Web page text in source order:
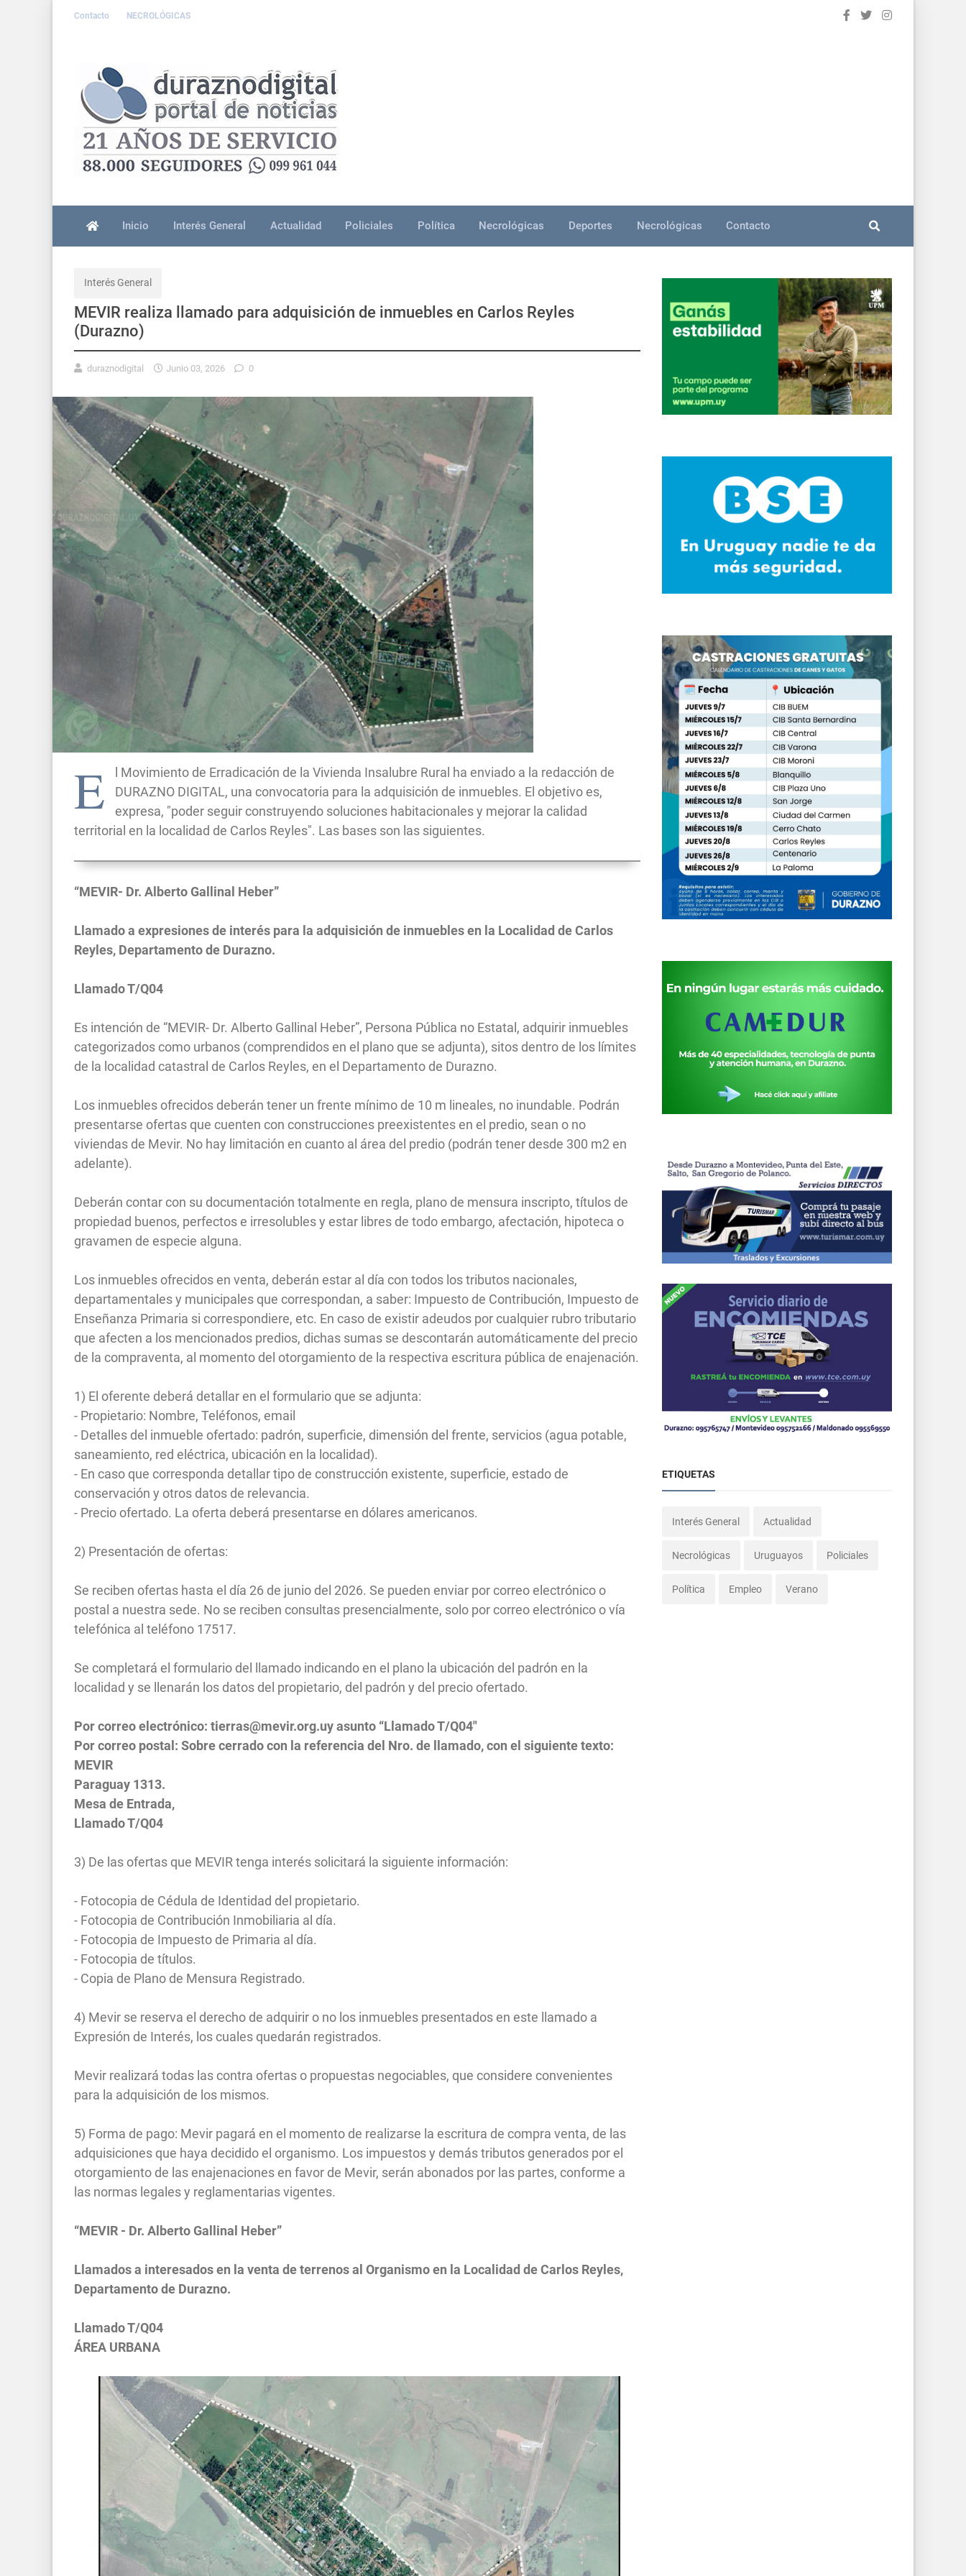
Contacto NECROLÓGICAS
Inicio Interés General Actualidad Policiales Política Necrológicas Deportes Necrológicas Contacto
Interés General
MEVIR realiza llamado para adquisición de inmuebles en Carlos Reyles
(Durazno)
duraznodigital Junio 03, 2026 0
E
l Movimiento de Erradicación de la Vivienda Insalubre Rural ha enviado a la redacción de
DURAZNO DIGITAL, una convocatoria para la adquisición de inmuebles. El objetivo es,
expresa, "poder seguir construyendo soluciones habitacionales y mejorar la calidad
territorial en la localidad de Carlos Reyles". Las bases son las siguientes.
“MEVIR- Dr. Alberto Gallinal Heber”
Llamado a expresiones de interés para la adquisición de inmuebles en la Localidad de Carlos
Reyles, Departamento de Durazno.
Llamado T/Q04
Es intención de “MEVIR- Dr. Alberto Gallinal Heber”, Persona Pública no Estatal, adquirir inmuebles
categorizados como urbanos (comprendidos en el plano que se adjunta), sitos dentro de los límites
de la localidad catastral de Carlos Reyles, en el Departamento de Durazno.
Los inmuebles ofrecidos deberán tener un frente mínimo de 10 m lineales, no inundable. Podrán
presentarse ofertas que cuenten con construcciones preexistentes en el predio, sean o no
viviendas de Mevir. No hay limitación en cuanto al área del predio (podrán tener desde 300 m2 en
adelante).
Deberán contar con su documentación totalmente en regla, plano de mensura inscripto, títulos de
propiedad buenos, perfectos e irresolubles y estar libres de todo embargo, afectación, hipoteca o
gravamen de especie alguna.
Los inmuebles ofrecidos en venta, deberán estar al día con todos los tributos nacionales,
departamentales y municipales que correspondan, a saber: Impuesto de Contribución, Impuesto de
Enseñanza Primaria si correspondiere, etc. En caso de existir adeudos por cualquier rubro tributario
que afecten a los mencionados predios, dichas sumas se descontarán automáticamente del precio
de la compraventa, al momento del otorgamiento de la respectiva escritura pública de enajenación.
1) El oferente deberá detallar en el formulario que se adjunta:
- Propietario: Nombre, Teléfonos, email
- Detalles del inmueble ofertado: padrón, superficie, dimensión del frente, servicios (agua potable,
saneamiento, red eléctrica, ubicación en la localidad).
- En caso que corresponda detallar tipo de construcción existente, superficie, estado de
conservación y otros datos de relevancia.
- Precio ofertado. La oferta deberá presentarse en dólares americanos.
2) Presentación de ofertas:
Se reciben ofertas hasta el día 26 de junio del 2026. Se pueden enviar por correo electrónico o
postal a nuestra sede. No se reciben consultas presencialmente, solo por correo electrónico o vía
telefónica al teléfono 17517.
Se completará el formulario del llamado indicando en el plano la ubicación del padrón en la
localidad y se llenarán los datos del propietario, del padrón y del precio ofertado.
Por correo electrónico: tierras@mevir.org.uyasunto “Llamado T/Q04"
Por correo postal: Sobre cerrado con la referencia del Nro. de llamado, con el siguiente texto:
MEVIR
Paraguay 1313.
Mesa de Entrada,
Llamado T/Q04
3) De las ofertas que MEVIR tenga interés solicitará la siguiente información:
- Fotocopia de Cédula de Identidad del propietario.
- Fotocopia de Contribución Inmobiliaria al día.
- Fotocopia de Impuesto de Primaria al día.
- Fotocopia de títulos.
- Copia de Plano de Mensura Registrado.
4) Mevir se reserva el derecho de adquirir o no los inmuebles presentados en este llamado a
Expresión de Interés, los cuales quedarán registrados.
Mevir realizará todas las contra ofertas o propuestas negociables, que considere convenientes
para la adquisición de los mismos.
5) Forma de pago: Mevir pagará en el momento de realizarse la escritura de compra venta, de las
adquisiciones que haya decidido el organismo. Los impuestos y demás tributos generados por el
otorgamiento de las enajenaciones en favor de Mevir, serán abonados por las partes, conforme a
las normas legales y reglamentarias vigentes.
“MEVIR - Dr. Alberto Gallinal Heber”
Llamados a interesados en la venta de terrenos al Organismo en la Localidad de Carlos Reyles,
Departamento de Durazno.
Llamado T/Q04
ÁREA URBANA
ETIQUETAS
Interés General Actualidad
Necrológicas Uruguayos Policiales
Política Empleo Verano